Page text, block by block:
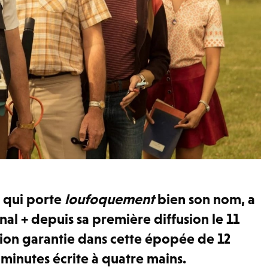
qui porte loufoquementbien son nom, a
+ depuis sa première diffusion le 11
garantie dans cette épopée de 12
écrite à quatre mains.